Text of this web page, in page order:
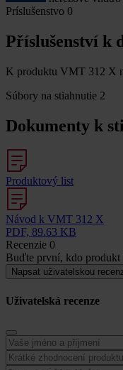
Príslušenstvo 0
Příslušenství k
K produktu VMT 312 X
Súbory na stiahnutie 2
Dokumenty k
Produktový list
Návod k VMT 312 X
PDF, 89.63 KB
Recenzie 0
Buďte první, kdo
Napsat uživatelskou
Uživatelská recenze